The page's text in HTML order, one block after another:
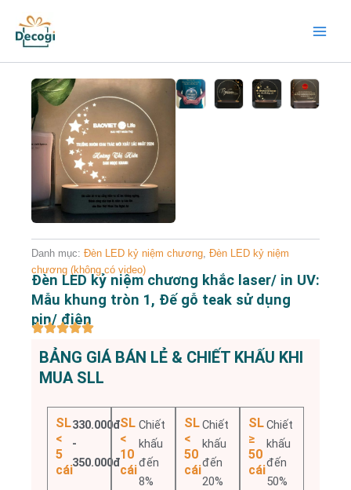
dung
Danh mục: Đèn LED kỷ niệm chương Đèn LED kỷ niệm
chương (không có video)
Đèn LED kỷ niệm chương khắc laser/ in UV:
Mẫu khung tròn 1, Đế gỗ teak sử dụng
pin/ điện
BẢNG GIÁ BÁN LẺ & CHIẾT KHẤU KHI
MUA SLL
SL
<
5
cái
330.000đ
-
350.000đ
SL
<
10
cái
Chiết
khấu
đến
8%
SL
<
50
cái
Chiết
khấu
đến
20%
SL
≥
50
cái
Chiết
khấu
đến
50%